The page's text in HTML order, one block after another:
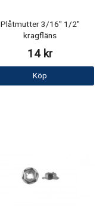
Plåtmutter 3/16" 1/2"
kragfläns
14 kr
Köp